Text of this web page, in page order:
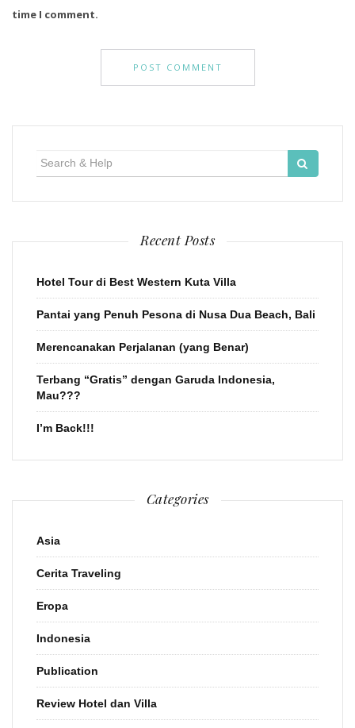
time I comment.
Recent Posts
Hotel Tour di Best Western Kuta Villa
Pantai yang Penuh Pesona di Nusa Dua Beach, Bali
Merencanakan Perjalanan (yang Benar)
Terbang “Gratis” dengan Garuda Indonesia,
Mau???
I’m Back!!!
Categories
Asia
Cerita Traveling
Eropa
Indonesia
Publication
Review Hotel dan Villa